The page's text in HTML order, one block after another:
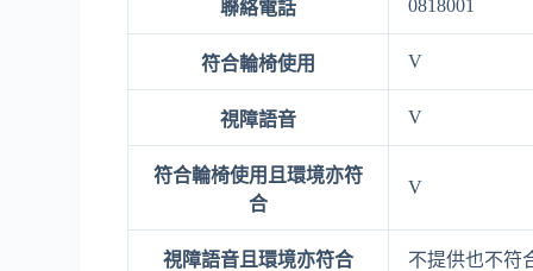
聯絡電話 0818001
符合輪椅使用 V
視障語音 V
符合輪椅使用且環境亦符
合
V
視障語音且環境亦符合 不提供也不符